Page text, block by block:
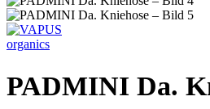
PADMINI Da.